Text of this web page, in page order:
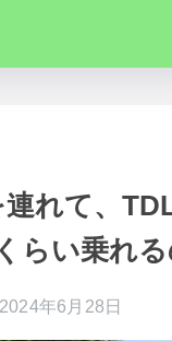
連れて、
らい乗れ
2024年6月28日